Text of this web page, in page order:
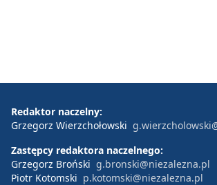
Redaktor naczelny:
Grzegorz Wierzchołowski
Zastępcy redaktora naczelnego:
Grzegorz Broński g.bronski@niezalezna.pl
Piotr Kotomski p.kotomski@niezalezna.pl